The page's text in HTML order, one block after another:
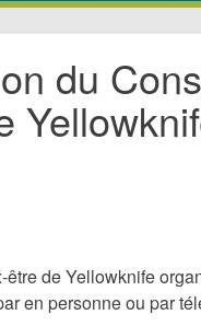
du
de Yellowknife
en personne ou par